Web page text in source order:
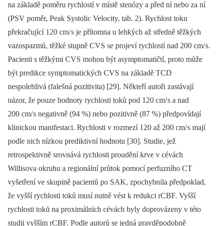
na základě poměru rychlostí v místě stenózy a před ní nebo za ní
(PSV poměr, Peak Systolic Velocity, tab. 2). Rychlost toku
překračující 120 cm/ s je přítomna u lehkých až středně těžkých
vazospazmů, těžké stupně CVS se projeví rychlostí nad 200 cm/ s.
Pacienti s těžkými CVS mohou být asymptomatičtí, proto může
být predikce symptomatických CVS na základě TCD
nespolehlivá (falešná pozitivita) [29]. Někteří autoři zastávají
názor, že pouze hodnoty rychlosti toků pod 120 cm/ s a nad
200 cm/ s negativně (94 %) nebo pozitivně (87 %) předpovídají
klinickou manifestaci. Rychlosti v rozmezí 120 až 200 cm/ s mají
podle nich nízkou prediktivní hodnotu [30]. Studie, jež
retrospektivně srovnává rychlosti proudění krve v cévách
Willisova okruhu a regionální průtok pomocí perfuzního CT
vyšetření ve skupině pacientů po SAK, zpochybnila předpoklad,
že vyšší rychlosti toků musí nutně vést k redukci rCBF. Vyšší
rychlosti toků na proximálních cévách byly doprovázeny v této
studii vyšším rCBF. Podle autorů se jedná pravděpodobně